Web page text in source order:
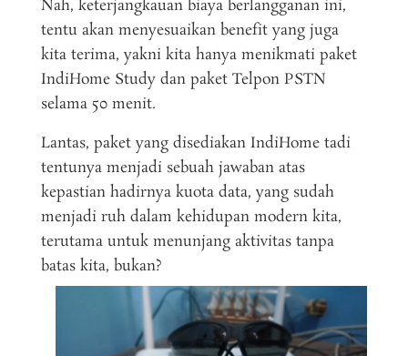
Nah, keterjangkauan biaya berlangganan ini,
tentu akan menyesuaikan benefit yang juga
kita terima, yakni kita hanya menikmati paket
IndiHome Study dan paket Telpon PSTN
selama 50 menit.
Lantas, paket yang disediakan IndiHome tadi
tentunya menjadi sebuah jawaban atas
kepastian hadirnya kuota data, yang sudah
menjadi ruh dalam kehidupan modern kita,
terutama untuk menunjang aktivitas tanpa
batas kita, bukan?